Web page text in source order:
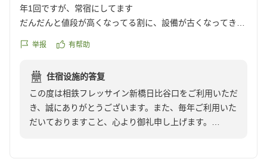
年1回ですが、常宿にしてます
だんだんと値段が高くなってる割に、設備が古くなってきて
今回はウォシュレットが壊れていた
クチコミの詳細はこちらから
https://review.travel.rakuten.co.jp/hotel/voice/140984?
reviewId=33123478270088
举报 有帮助
住宿设施的答复
この度は相鉄フレッサイン新橋日比谷口をご利用いただ
き、誠にありがとうございます。また、毎年ご利用いた
だいておりますこと、心より御礼申し上げます。